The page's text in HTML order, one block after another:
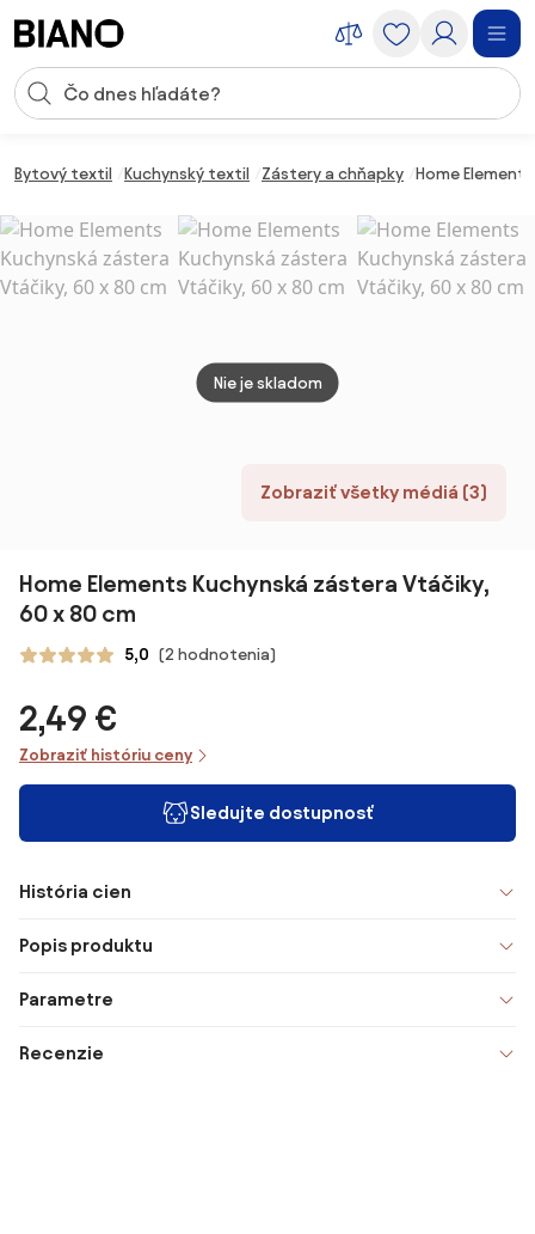
Vstup pre vyhľadávanie
Bytový textil Kuchynský textil Zástery a chňapky Home
Zobraziť všetky médiá (3)
Nie je skladom
Home Elements Kuchynská zástera Vtáčiky,
60 x 80 cm
5,0 (2 hodnotenia)
2,49 €
Zobraziť históriu ceny
Sledujte dostupnosť
História cien
Popis produktu
Parametre
Recenzie